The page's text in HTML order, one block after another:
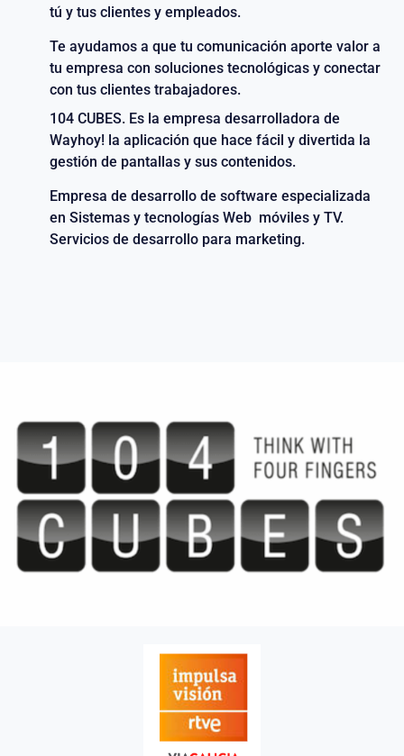
tú y tus clientes y empleados.
Te ayudamos a que tu comunicación aporte valor a
tu empresa con soluciones tecnológicas y conectar
con tus clientes trabajadores.
104 CUBES. Es la empresa desarrolladora de
Wayhoy! la aplicación que hace fácil y divertida la
gestión de pantallas y sus contenidos.
Empresa de desarrollo de software especializada
en Sistemas y tecnologías Web móviles y TV.
Servicios de desarrollo para marketing.